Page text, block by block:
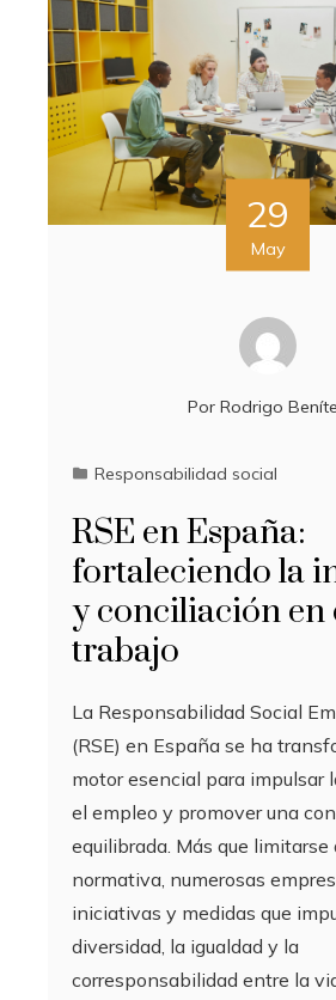
29
May
Por Rodrigo
Responsabilidad social
RSE en España:
fortaleciendo la
y conciliación en
trabajo
La Responsabilidad Social
(RSE) en España se ha
motor esencial para impulsar
el empleo y promover una
equilibrada. Más que limitarse
normativa, numerosas
iniciativas y medidas que
diversidad, la igualdad y la
corresponsabilidad entre la